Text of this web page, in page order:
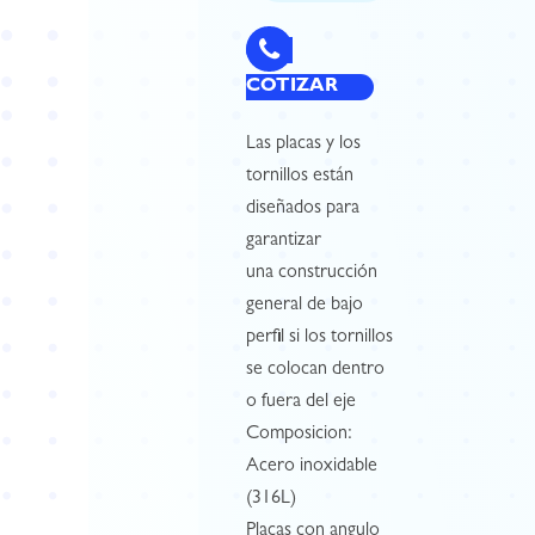
COTIZAR
Las placas y los
tornillos están
diseñados para
garantizar
una construcción
general de bajo
perfil si los tornillos
se colocan dentro
o fuera del eje
Composicion:
Acero inoxidable
(316L)